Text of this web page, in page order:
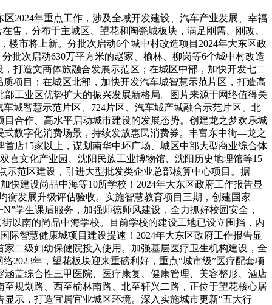
2024年重点工作，涉及全域开发建设、汽车产业发展、幸福
售，分布于主城区、望花和陶瓷城板块，满足刚需、刚改、
市将上新。分批次启动6个城中村改造项目2024年大东区政
批次启动630万平方米的赵家、榆林、柳岗等6个城中村改造
打造文商体旅融合发展示范区；在城区中部，加快开发七二
项目；在城区北部，加快开发汽车城智慧示范片区，打造高
工业区优势扩大的振兴发展新格局。图片来源于网络值得关
城智慧示范片区、724片区、汽车城产城融合示范片区、北
合作、高水平启动城市建设的发展态势。创建龙之梦欢乐城
数字化消费场景，持续发放惠民消费券。丰富东中街—龙之
店15家以上，谋划南华中环广场、城区中部大型商业综合体
喜文化产业园、沈阳民族工业博物馆、沈阳历史地理馆等15
范区建设，引进大型批发类企业总部核算中心项目。据
快建设尚品中海等10所学校！2024年大东区政府工作报告显
衡发展升级评估验收。实施智慧教育项目三期，创建国家
学生课后服务，加强师德师风建设，全力抓好校园安全，
以南的尚品中海学校。目前学校的建设工地已设立围挡，内
际智慧健康城项目建设提速！2024年大东区政府工作报告显
二级妇幼保健院投入使用。加强基层医疗卫生机构建设，全
2023年，望花板块迎来重磅利好，重点“城市级”医疗配套项
盖综合性三甲医院、医疗康复、健康管理、美容整形、酒店
规划路、西至榆林南路、北至轩兴二路，正位于望花核心居
示，打造宜居宜业城区环境。深入实施城市更新“五大行